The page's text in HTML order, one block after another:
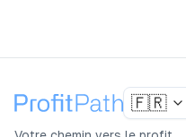
🇫🇷